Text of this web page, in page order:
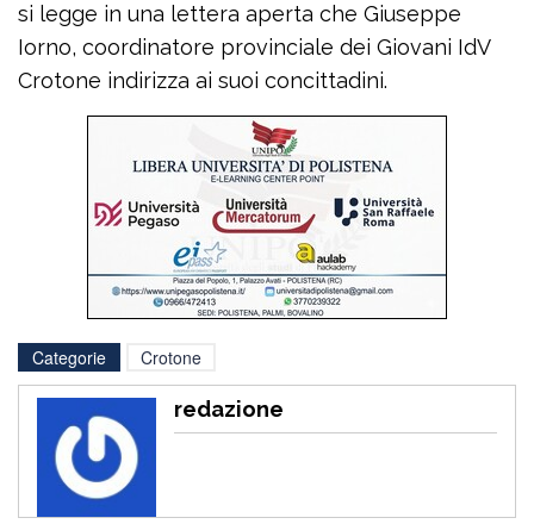
si legge in una lettera aperta che Giuseppe
Iorno, coordinatore provinciale dei Giovani IdV
Crotone indirizza ai suoi concittadini.
Categorie Crotone
redazione